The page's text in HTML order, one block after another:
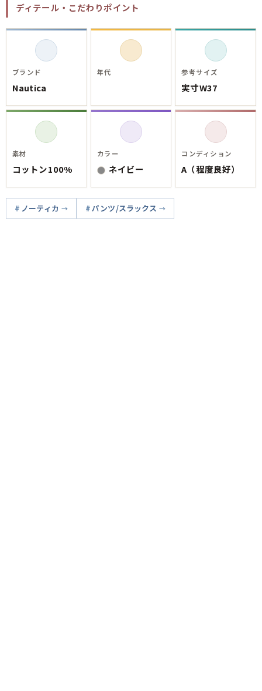
会員登録
メルマガ登録
会社概要
特定商取引法に基づく表示
プライバシーポリシー
お問い合わせ
ディテール・こだわりポイント
ブランド
Nautica
年代 参考サイズ
実寸W37
素材
コットン100%
カラー
ネイビー
コンディション
A（程度良好）
ノーティカ パンツ/スラックス